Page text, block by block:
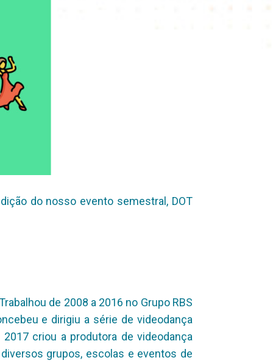
do nosso evento semestral, DOT
de 2008 a 2016 no Grupo RBS
e dirigiu a série de videodança
2017 criou a produtora de videodança
grupos, escolas e eventos de